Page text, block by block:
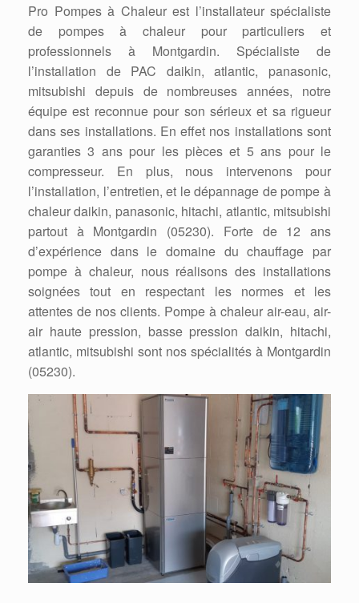
Pro Pompes à Chaleur est l’installateur spécialiste
de pompes à chaleur pour particuliers et
professionnels à Montgardin. Spécialiste de
l’installation de PAC daikin, atlantic, panasonic,
mitsubishi depuis de nombreuses années, notre
équipe est reconnue pour son sérieux et sa rigueur
dans ses installations. En effet nos installations sont
garanties 3 ans pour les pièces et 5 ans pour le
compresseur. En plus, nous intervenons pour
l’installation, l’entretien, et le dépannage de pompe à
chaleur daikin, panasonic, hitachi, atlantic, mitsubishi
partout à Montgardin (05230). Forte de 12 ans
d’expérience dans le domaine du chauffage par
pompe à chaleur, nous réalisons des installations
soignées tout en respectant les normes et les
attentes de nos clients. Pompe à chaleur air-eau, air-
air haute pression, basse pression daikin, hitachi,
atlantic, mitsubishi sont nos spécialités à Montgardin
(05230).